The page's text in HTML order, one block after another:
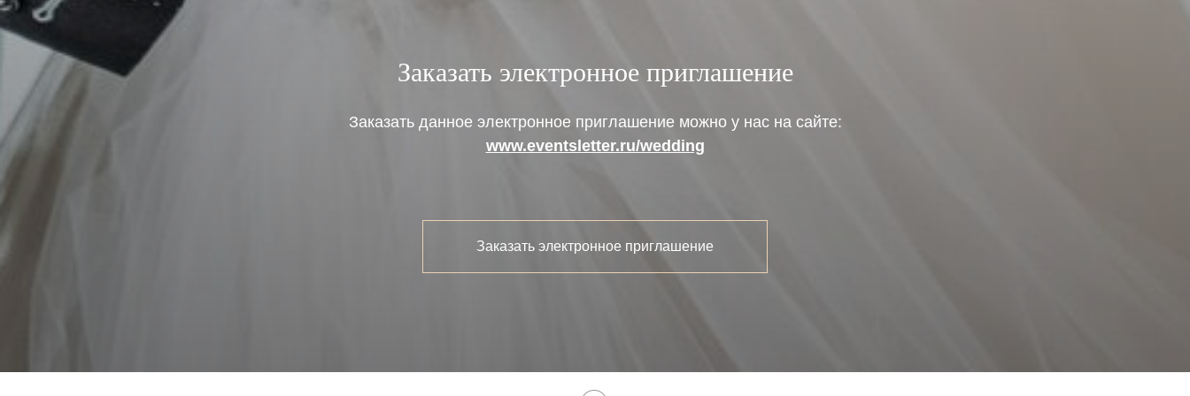
Заказать электронное приглашение
Заказать данное электронное приглашение можно у нас на сайте:
www.eventsletter.ru/wedding
Заказать электронное приглашение